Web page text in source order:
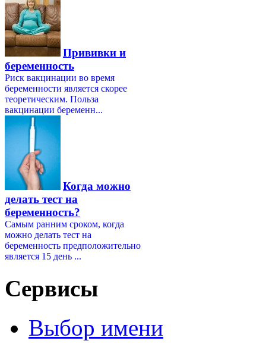
Прививки и
беременность
Риск вакцинации во время
беременности является скорее
теоретическим. Польза
вакцинации беременн...
Когда можно
делать тест на
беременность?
Самым ранним сроком, когда
можно делать тест на
беременность предположительно
является 15 день ...
Сервисы
Выбор имени